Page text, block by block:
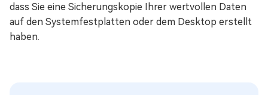
dass Sie eine Sicherungskopie Ihrer wertvollen Daten
auf den Systemfestplatten oder dem Desktop erstellt
haben.